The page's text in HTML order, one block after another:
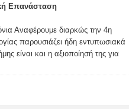
Επανάσταση
Αναφέρουμε διαρκώς την 4η
παρουσιάζει ήδη εντυπωσιακά
είναι και η αξιοποίησή της για